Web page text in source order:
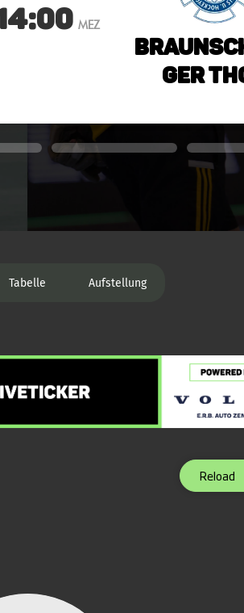
MEZ
ger
Tabelle Aufstellung
Reload